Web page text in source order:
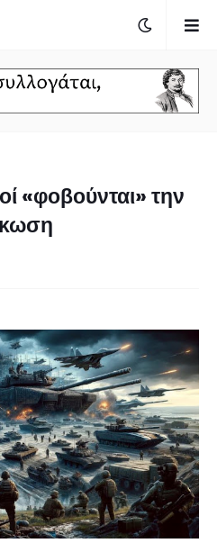
«φοβούνται» την